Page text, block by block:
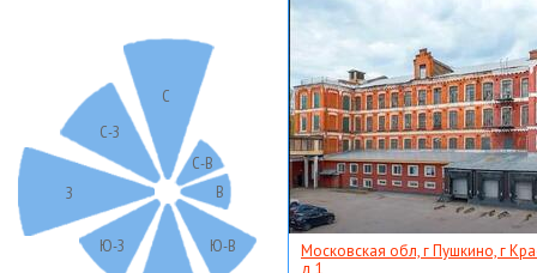
С
С-В
В
Ю-В
Ю-З
З
С-З
Московская обл, г Пушкино, г
д 1